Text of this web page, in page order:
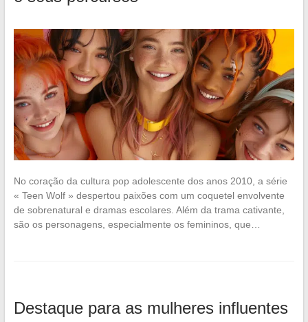
No coração da cultura pop adolescente dos anos 2010, a série
« Teen Wolf » despertou paixões com um coquetel envolvente
de sobrenatural e dramas escolares. Além da trama cativante,
são os personagens, especialmente os femininos, que…
Destaque para as mulheres influentes